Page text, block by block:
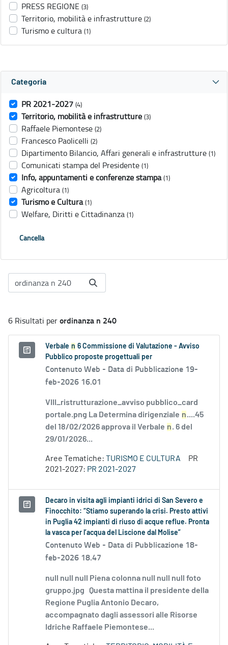
PRESS REGIONE (3)
Territorio, mobilità e infrastrutture (2)
Turismo e cultura (1)
Categoria
PR 2021-2027 (4)
Territorio, mobilità e infrastrutture (3)
Raffaele Piemontese (2)
Francesco Paolicelli (2)
Dipartimento Bilancio, Affari generali e infrastrutture (1)
Comunicati stampa del Presidente (1)
Info, appuntamenti e conferenze stampa (1)
Agricoltura (1)
Turismo e Cultura (1)
Welfare, Diritti e Cittadinanza (1)
Cancella
6 Risultati perordinanza n 240
Verbale n 6 Commissione di Valutazione - Avviso
Pubblico proposte progettuali per
Contenuto Web - Data di Pubblicazione 19-
feb-2026 16.01
VIII_ristrutturazione_avviso pubblico_card
portale.png La Determina dirigenziale n....45
del 18/02/2026 approva il Verbale n. 6 del
29/01/2026...
Aree Tematiche: TURISMO E CULTURA
PR
2021-2027: PR 2021-2027
Decaro in visita agli impianti idrici di San Severo e
Finocchito: “Stiamo superando la crisi. Presto attivi
in Puglia 42 impianti di riuso di acque reflue. Pronta
la vasca per l’acqua del Liscione dal Molise”
Contenuto Web - Data di Pubblicazione 18-
feb-2026 18.47
null null null Piena colonna null null null foto
gruppo.jpg Questa mattina il presidente della
Regione Puglia Antonio Decaro,
accompagnato dagli assessori alle Risorse
Idriche Raffaele Piemontese...